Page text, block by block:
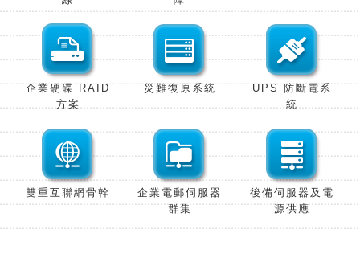
企業硬碟 RAID
方案
災難復原系統
UPS 防斷電系
統
雙重互聯網骨幹
企業電郵伺服器
群集
後備伺服器及電
源供應